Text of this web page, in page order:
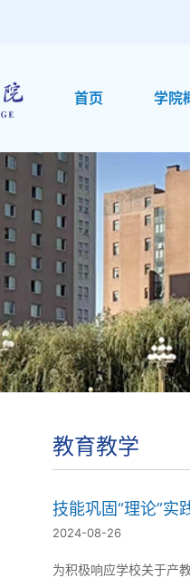
首页 学院
教育教学
技能巩固“理论”实
2024-08-26
为积极响应学校关于产